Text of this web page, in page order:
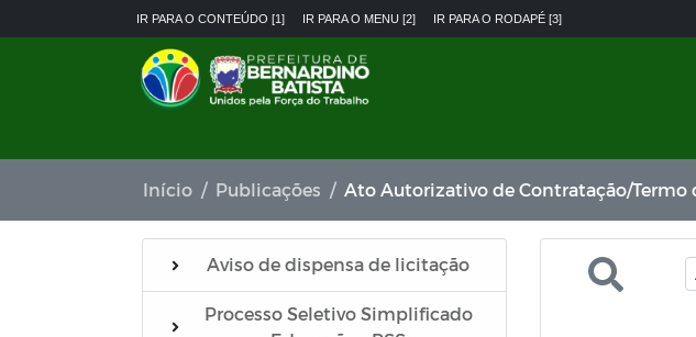
IR PARA O CONTEÚDO [1] IR PARA O MENU [2] IR PARA O RODAPÉ [3]
Início Publicações Ato Autorizativo de Contratação/Termo
Aviso de dispensa de licitação
Processo Seletivo Simplificado